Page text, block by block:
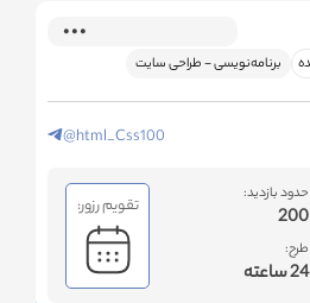
برنامه‌نویسی - طراحی سایت
@html_Css100
حدود بازدید:
200
طرح:
24 ساعته
تقویم رزور: